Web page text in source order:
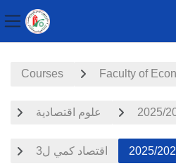
Side panel
Courses Faculty of
علوم اقتصادية
اقتصاد كمي ل3